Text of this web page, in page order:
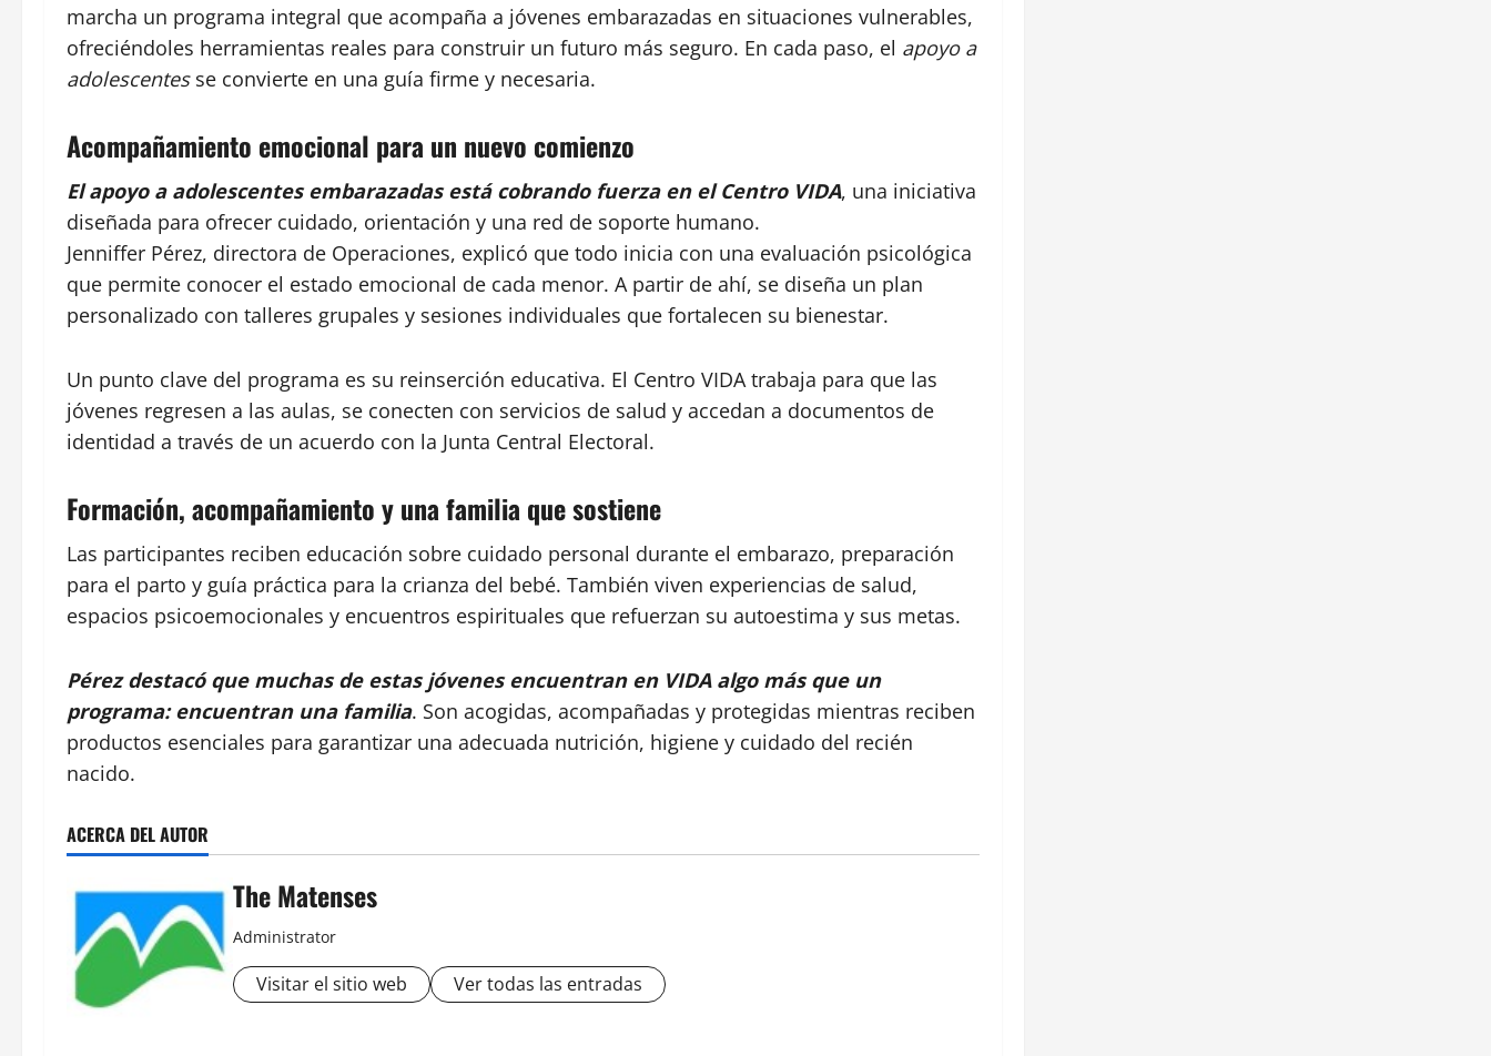
marcha un programa integral que acompaña a jóvenes embarazadas en situaciones vulnerables,
ofreciéndoles herramientas reales para construir un futuro más seguro. En cada paso, el apoyo a
adolescentesse convierte en una guía firme y necesaria.
Acompañamiento emocional para un nuevo comienzo
El apoyo a adolescentes embarazadas está cobrando fuerza en el Centro VIDA, una iniciativa
diseñada para ofrecer cuidado, orientación y una red de soporte humano.
Jenniffer Pérez, directora de Operaciones, explicó que todo inicia con una evaluación psicológica
que permite conocer el estado emocional de cada menor. A partir de ahí, se diseña un plan
personalizado con talleres grupales y sesiones individuales que fortalecen su bienestar.
Un punto clave del programa es su reinserción educativa. El Centro VIDA trabaja para que las
jóvenes regresen a las aulas, se conecten con servicios de salud y accedan a documentos de
identidad a través de un acuerdo con la Junta Central Electoral.
Formación, acompañamiento y una familia que sostiene
Las participantes reciben educación sobre cuidado personal durante el embarazo, preparación
para el parto y guía práctica para la crianza del bebé. También viven experiencias de salud,
espacios psicoemocionales y encuentros espirituales que refuerzan su autoestima y sus metas.
Pérez destacó que muchas de estas jóvenes encuentran en VIDA algo más que un
programa: encuentran una familia. Son acogidas, acompañadas y protegidas mientras reciben
productos esenciales para garantizar una adecuada nutrición, higiene y cuidado del recién
nacido.
ACERCA DEL AUTOR
The Matenses
Administrator
Visitar el sitio web Ver todas las entradas